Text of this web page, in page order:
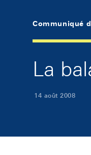
Communiqué
La
14 août 2008